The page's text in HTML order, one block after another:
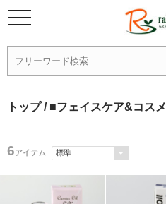
トップ/ ■フェイスケア&コスメ
6アイテム